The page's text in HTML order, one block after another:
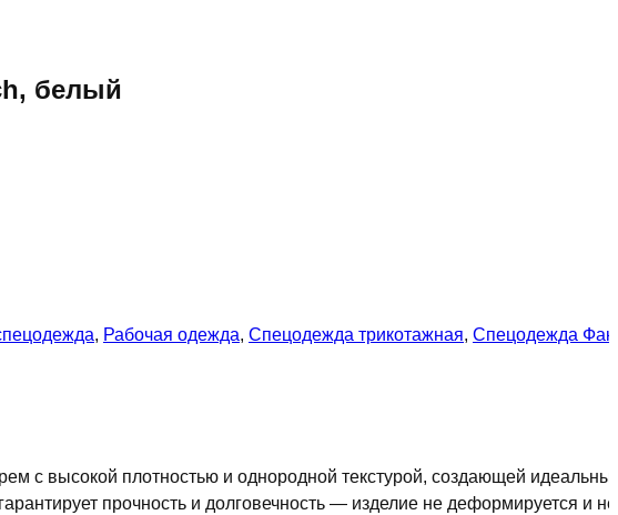
белый
, Рабочая одежда, Спецодежда трикотажная, Спецодежда
с высокой плотностью и однородной текстурой, создающей
прочность и долговечность — изделие не деформируется и не